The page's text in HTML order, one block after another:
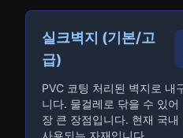
실크벽지 (기본/고
급)
PVC 코팅 처리된 벽지로 내
니다. 물걸레로 닦을 수 있
장 큰 장점입니다. 현재 국
사용되는 자재입니다.